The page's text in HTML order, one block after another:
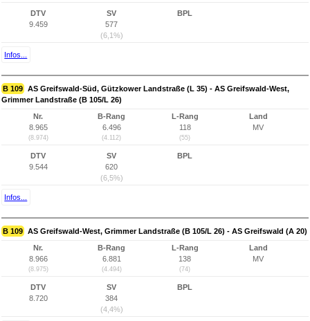
DTV
9.459
SV
577
(6,1%)
BPL
Infos...
B 109 AS Greifswald-Süd, Gützkower Landstraße (L 35) - AS Greifswald-West,
Grimmer Landstraße (B 105/L 26)
Nr.
8.965
(8.974)
B-Rang
6.496
(4.112)
L-Rang
118
(55)
Land
MV
DTV
9.544
SV
620
(6,5%)
BPL
Infos...
B 109 AS Greifswald-West, Grimmer Landstraße (B 105/L 26) - AS Greifswald (A 20)
Nr.
8.966
(8.975)
B-Rang
6.881
(4.494)
L-Rang
138
(74)
Land
MV
DTV
8.720
SV
384
(4,4%)
BPL